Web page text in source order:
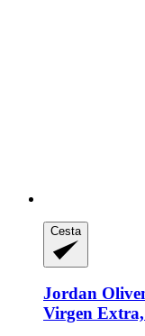
Cesta
Jordan
Virgen